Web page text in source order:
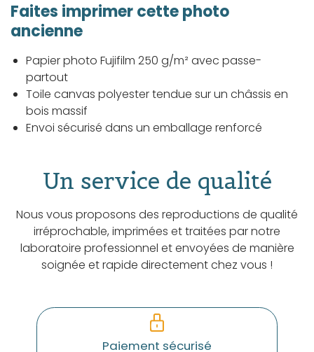
Faites imprimer cette photo
ancienne
Papier photo Fujifilm 250 g/m² avec passe-
partout
Toile canvas polyester tendue sur un châssis en
bois massif
Envoi sécurisé dans un emballage renforcé
Un service de qualité
Nous vous proposons des reproductions de qualité
irréprochable, imprimées et traitées par notre
laboratoire professionnel et envoyées de manière
soignée et rapide directement chez vous !
Paiement sécurisé